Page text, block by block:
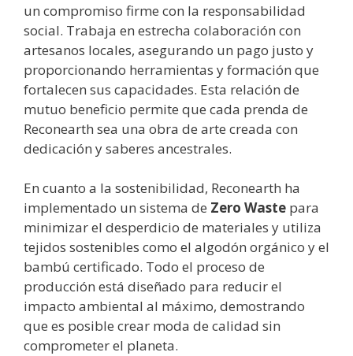
un compromiso firme con la responsabilidad
social. Trabaja en estrecha colaboración con
artesanos locales, asegurando un pago justo y
proporcionando herramientas y formación que
fortalecen sus capacidades. Esta relación de
mutuo beneficio permite que cada prenda de
Reconearth sea una obra de arte creada con
dedicación y saberes ancestrales.
En cuanto a la sostenibilidad, Reconearth ha
implementado un sistema de Zero Waste para
minimizar el desperdicio de materiales y utiliza
tejidos sostenibles como el algodón orgánico y el
bambú certificado. Todo el proceso de
producción está diseñado para reducir el
impacto ambiental al máximo, demostrando
que es posible crear moda de calidad sin
comprometer el planeta.